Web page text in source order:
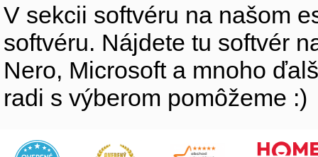
V sekcii softvéru na našom
softvéru. Nájdete tu softvér
Nero, Microsoft a mnoho
radi s výberom pomôžeme :)